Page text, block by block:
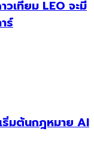
เทียม LEO จะมี
ร์
ริ่มต้นกฎหมาย AI